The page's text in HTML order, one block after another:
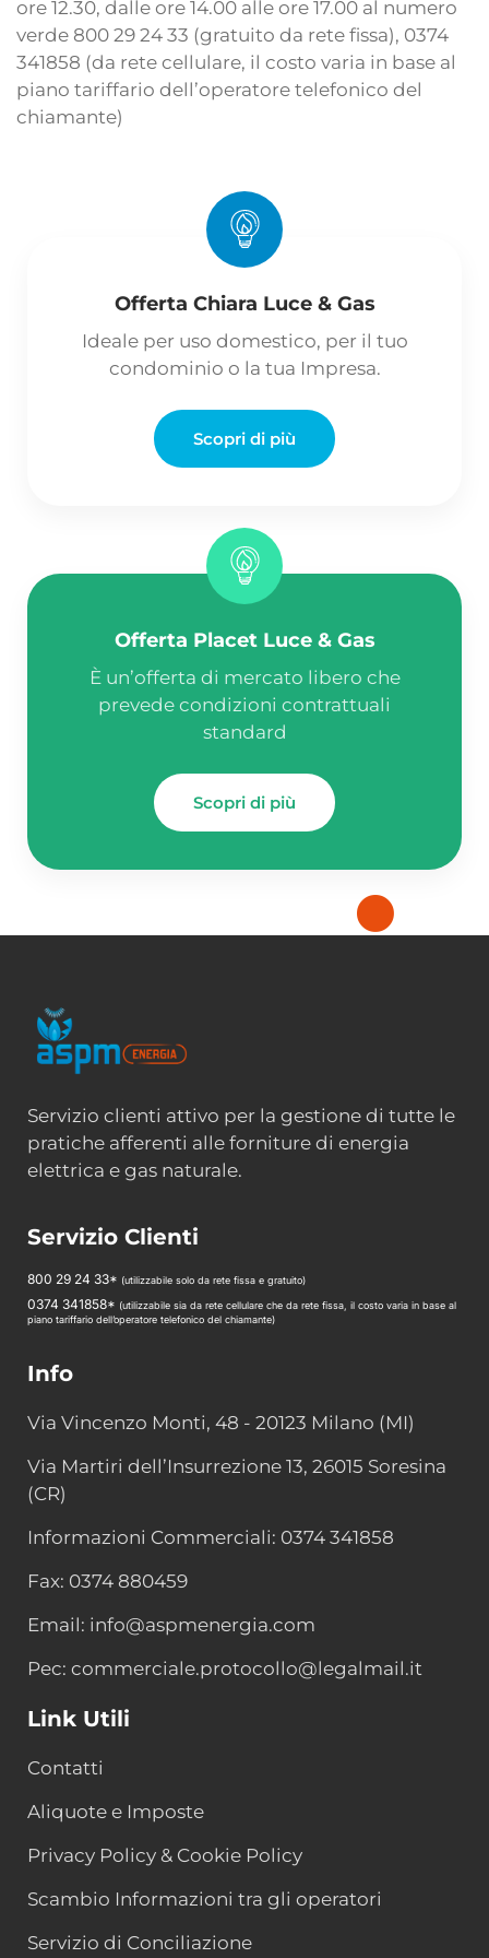
ore 12.30, dalle ore 14.00 alle ore 17.00 al numero
verde 800 29 24 33 (gratuito da rete fissa), 0374
341858 (da rete cellulare, il costo varia in base al
piano tariffario dell’operatore telefonico del
chiamante)
Offerta Chiara Luce & Gas
Ideale per uso domestico, per il tuo
condominio o la tua Impresa.
Scopri di più
Offerta Placet Luce & Gas
È un’offerta di mercato libero che
prevede condizioni contrattuali
standard
Scopri di più
Servizio clienti attivo per la gestione di tutte le
pratiche afferenti alle forniture di energia
elettrica e gas naturale.
Servizio Clienti
800 29 24 33* (utilizzabile solo da rete fissa e gratuito)
0374 341858* (utilizzabile sia da rete cellulare che da rete fissa, il costo varia in base al
piano tariffario dell’operatore telefonico del chiamante)
Info
Via Vincenzo Monti, 48 - 20123 Milano (MI)
Via Martiri dell’Insurrezione 13, 26015 Soresina
(CR)
Informazioni Commerciali: 0374 341858
Fax: 0374 880459
Email: info@aspmenergia.com
Pec: commerciale.protocollo@legalmail.it
Link Utili
Contatti
Aliquote e Imposte
Privacy Policy & Cookie Policy
Scambio Informazioni tra gli operatori
Servizio di Conciliazione